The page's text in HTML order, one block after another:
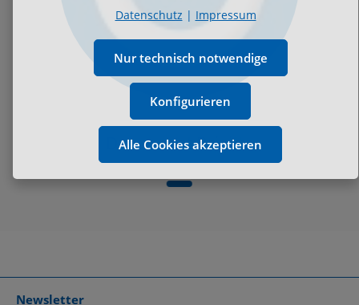
Dr. rer. nat Brigitte
Newsletter
Datenschutz | Impressum
Nur technisch notwendige
Konfigurieren
Alle Cookies akzeptieren